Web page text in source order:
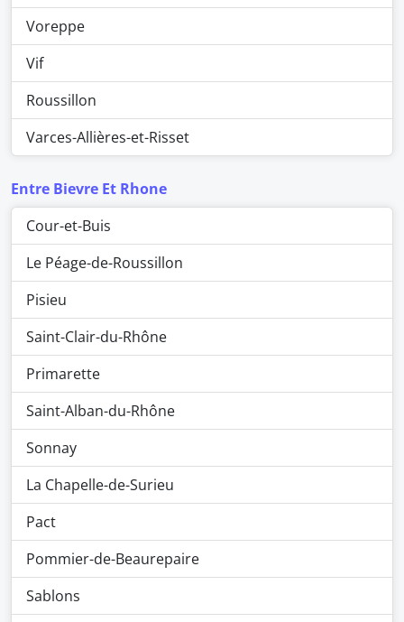
Voreppe
Vif
Roussillon
Varces-Allières-et-Risset
Entre Bievre Et Rhone
Cour-et-Buis
Le Péage-de-Roussillon
Pisieu
Saint-Clair-du-Rhône
Primarette
Saint-Alban-du-Rhône
Sonnay
La Chapelle-de-Surieu
Pact
Pommier-de-Beaurepaire
Sablons